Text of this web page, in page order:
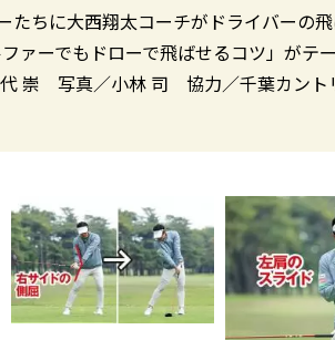
ちに大西翔太コーチがドライバーの
ァーでもドローで飛ばせるコツ」がテ
崇 写真／小林 司 協力／千葉カント